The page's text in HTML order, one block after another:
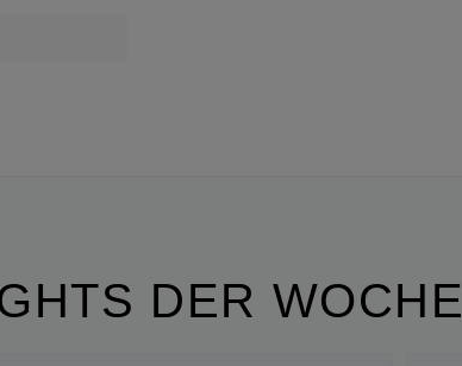
DER WOCHE